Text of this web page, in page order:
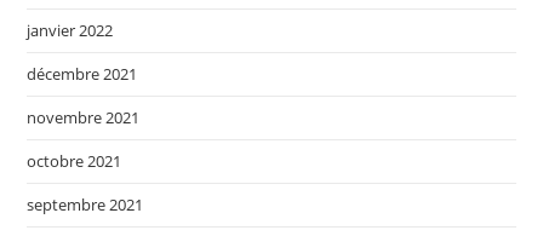
janvier 2022
décembre 2021
novembre 2021
octobre 2021
septembre 2021